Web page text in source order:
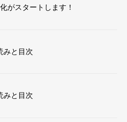
がスタートします！
みと目次
みと目次